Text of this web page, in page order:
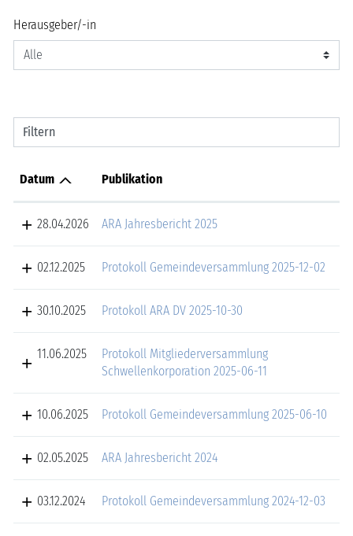
Herausgeber/-in
Filtern
Datum Publikation
28.04.2026 ARA Jahresbericht 2025
02.12.2025 Protokoll Gemeindeversammlung 2025-12-02
30.10.2025 Protokoll ARA DV 2025-10-30
11.06.2025
Protokoll Mitgliederversammlung
Schwellenkorporation 2025-06-11
10.06.2025 Protokoll Gemeindeversammlung 2025-06-10
02.05.2025 ARA Jahresbericht 2024
03.12.2024 Protokoll Gemeindeversammlung 2024-12-03